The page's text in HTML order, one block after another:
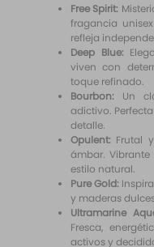
Free Spirit:
fragancia
refleja
Deep Blue:
viven con
toque refinado.
Bourbon: Un
adictivo.
detalle.
Opulent: Frutal
ámbar.
estilo natural.
Pure Gold:
y maderas
Ultramarine
Fresca,
activos y